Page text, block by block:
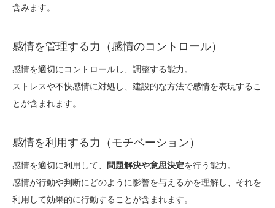
含みます。
感情を管理する力（感情のコントロール）
感情を適切にコントロールし、調整する能力。
ストレスや不快感情に対処し、建設的な方法で感情を表現するこ
とが含まれます。
感情を利用する力（モチベーション）
感情を適切に利用して、 問題解決や意思決定を行う能力。
感情が行動や判断にどのように影響を与えるかを理解し、それを
利用して効果的に行動することが含まれます。